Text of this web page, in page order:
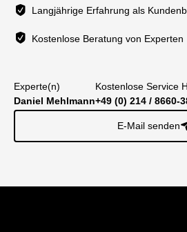
Langjährige Erfahrung als
Kostenlose Beratung von Experten
Experte(n)
Daniel Mehlmann
Kostenlose Service
+49 (0) 214 / 8660-
E-Mail senden